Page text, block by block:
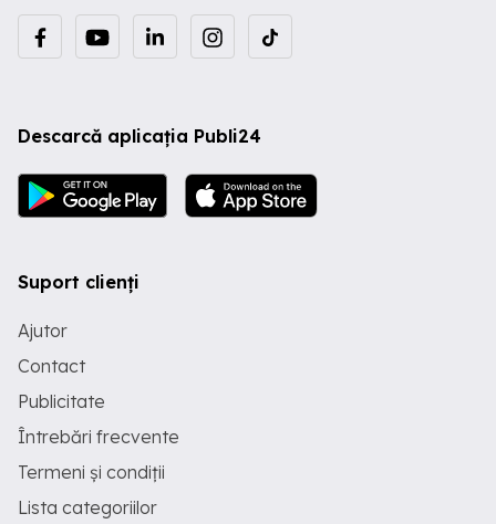
Descarcă aplicația Publi24
Suport clienți
Ajutor
Contact
Publicitate
Întrebări frecvente
Termeni și condiții
Lista categoriilor